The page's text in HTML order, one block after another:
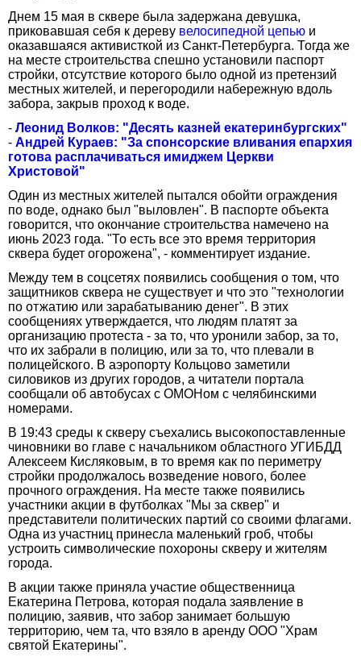
Днем 15 мая в сквере была задержана девушка,
приковавшая себя к дереву велосипедной цепью и
оказавшаяся активисткой из Санкт-Петербурга. Тогда же
на месте строительства спешно установили паспорт
стройки, отсутствие которого было одной из претензий
местных жителей, и перегородили набережную вдоль
забора, закрыв проход к воде.
- Леонид Волков: "Десять казней екатеринбургских"
- Андрей Кураев: "За спонсорские вливания епархия
готова расплачиваться имиджем Церкви
Христовой"
Один из местных жителей пытался обойти ограждения
по воде, однако был "выловлен". В паспорте объекта
говорится, что окончание строительства намечено на
июнь 2023 года. "То есть все это время территория
сквера будет огорожена", - комментирует издание.
Между тем в соцсетях появились сообщения о том, что
защитников сквера не существует и что это "технологии
по отжатию или зарабатыванию денег". В этих
сообщениях утверждается, что людям платят за
организацию протеста - за то, что уронили забор, за то,
что их забрали в полицию, или за то, что плевали в
полицейского. В аэропорту Кольцово заметили
силовиков из других городов, а читатели портала
сообщали об автобусах с ОМОНом с челябинскими
номерами.
В 19:43 среды к скверу съехались высокопоставленные
чиновники во главе с начальником областного УГИБДД
Алексеем Кисляковым, в то время как по периметру
стройки продолжалось возведение нового, более
прочного ограждения. На месте также появились
участники акции в футболках "Мы за сквер" и
представители политических партий со своими флагами.
Одна из участниц принесла маленький гроб, чтобы
устроить символические похороны скверу и жителям
города.
В акции также приняла участие общественница
Екатерина Петрова, которая подала заявление в
полицию, заявив, что забор занимает большую
территорию, чем та, что взяло в аренду ООО "Храм
святой Екатерины".